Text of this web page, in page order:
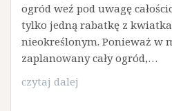
ogród weź pod uwagę
tylko jedną rabatkę z
nieokreślonym. Ponieważ w
zaplanowany cały ogród,…
czytaj dalej